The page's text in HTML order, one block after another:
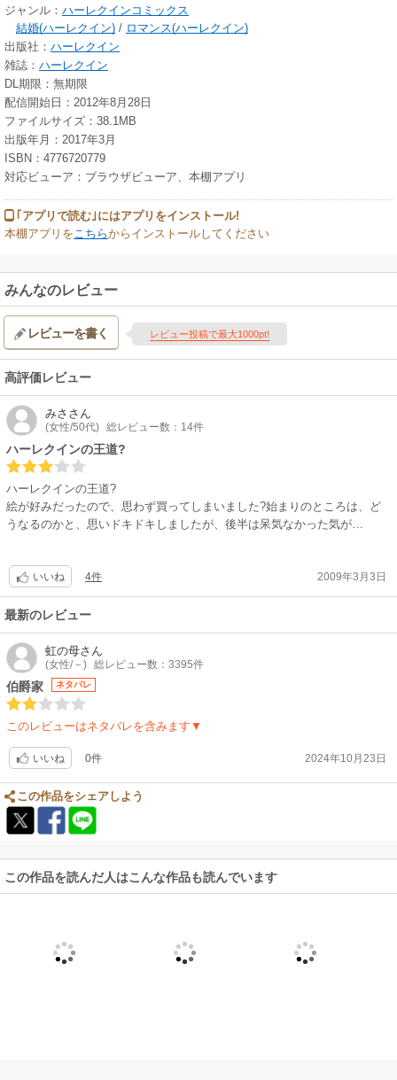
ジャンル： ハーレクインコミックス
結婚(ハーレクイン) / ロマンス(ハーレクイン)
出版社： ハーレクイン
雑誌： ハーレクイン
DL期限：無期限
配信開始日：2012年8月28日
ファイルサイズ：38.1MB
出版年月：2017年3月
ISBN：4776720779
対応ビューア：ブラウザビューア、本棚アプリ
｢アプリで読む｣にはアプリをインストール!
本棚アプリをこちらからインストールしてください
みんなのレビュー
レビューを書く レビュー投稿で最大1000pt!
高評価レビュー
みさ さん
(女性/50代) 総レビュー数：14件
ハーレクインの王道?
ハーレクインの王道?
絵が好みだったので、思わず買ってしまいました?始まりのところは、ど
うなるのかと、思いドキドキしましたが、後半は呆気なかった気が…
いいね 4件 2009年3月3日
最新のレビュー
虹の母さん
(女性/－) 総レビュー数：3395件
伯爵家 ネタバレ
このレビューはネタバレを含みます▼
いいね 0件 2024年10月23日
この作品をシェアしよう
この作品を読んだ人はこんな作品も読んでいます